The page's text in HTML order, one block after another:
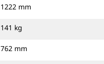
1222 mm
141 kg
762 mm